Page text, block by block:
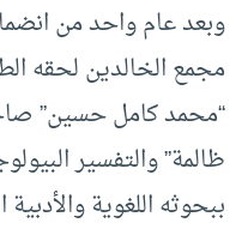
وبعد عام واحد من
مجمع الخالدين لحقه
“محمد كامل حسين”
ظالمة” والتفسير
ببحوثه اللغوية